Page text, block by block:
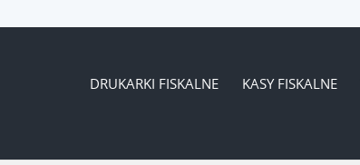
DRUKARKI FISKALNE KASY FISKALNE